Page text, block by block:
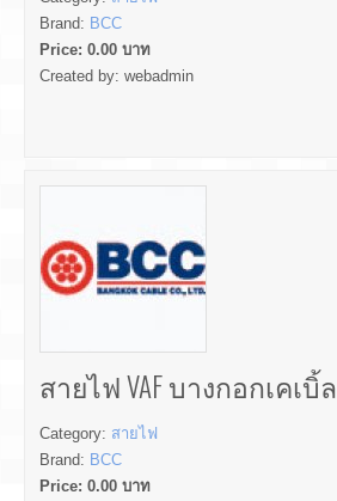
Brand: BCC
Price: 0.00 บาท
Created by: webadmin
สายไฟ VAF บางกอกเคเบิ้ล
Category: สายไฟ
Brand: BCC
Price: 0.00 บาท